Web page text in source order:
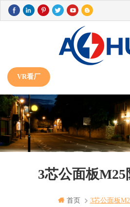
VR看厂
3芯公面板
首页 3芯公面板